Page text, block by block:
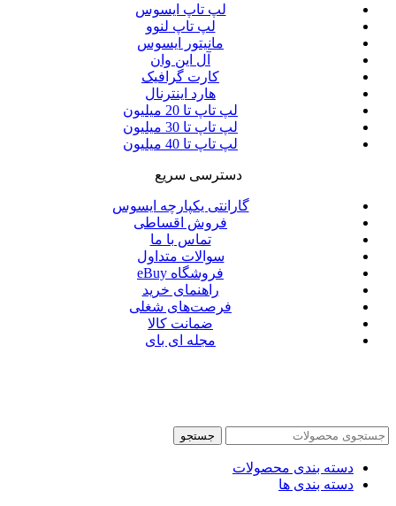
لپ تاپ ایسوس
لپ تاپ لنوو
مانیتور ایسوس
آل این وان
کارت گرافیک
هارد اینترنال
لپ تاپ تا 20 میلیون
لپ تاپ تا 30 میلیون
لپ تاپ تا 40 میلیون
دسترسی سریع
گارانتی یکپارچه ایسوس
فروش اقساطی
تماس با ما
سوالات متداول
فروشگاه eBuy
راهنمای خرید
فرصت‌های شغلی
ضمانت کالا
مجله ای بای
جستجو
دسته بندی محصولات
دسته بندی ها